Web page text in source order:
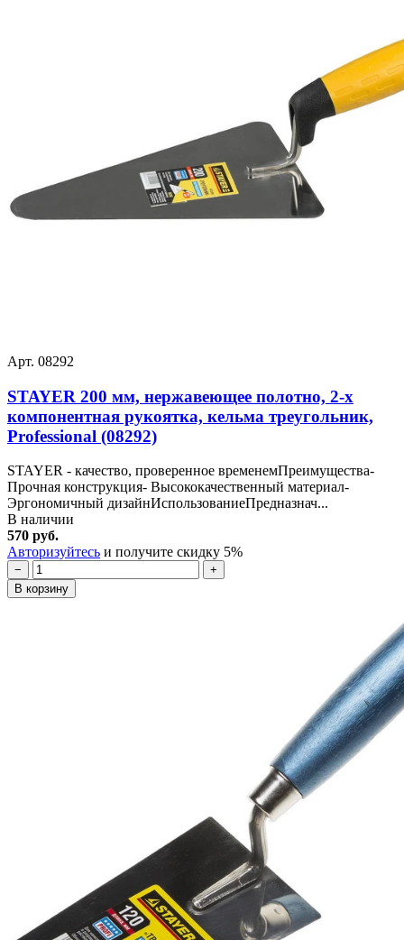
Арт. 08292
STAYER 200 мм, нержавеющее полотно, 2-х
компонентная рукоятка, кельма треугольник,
Professional (08292)
STAYER - качество, проверенное временемПреимущества-
Прочная конструкция- Высококачественный материал-
Эргономичный дизайнИспользованиеПредназнач...
В наличии
570 руб.
Авторизуйтесь и получите скидку 5%
−
+
В корзину